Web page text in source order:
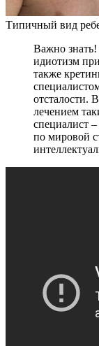
Типичный вид
Важно
идиотизм
также
отсталости.
лечением
специалист
по мировой